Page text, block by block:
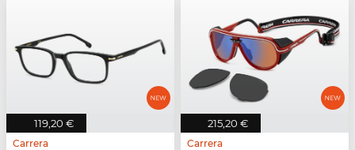
119,20 €
Carrera
215,20 €
Carrera